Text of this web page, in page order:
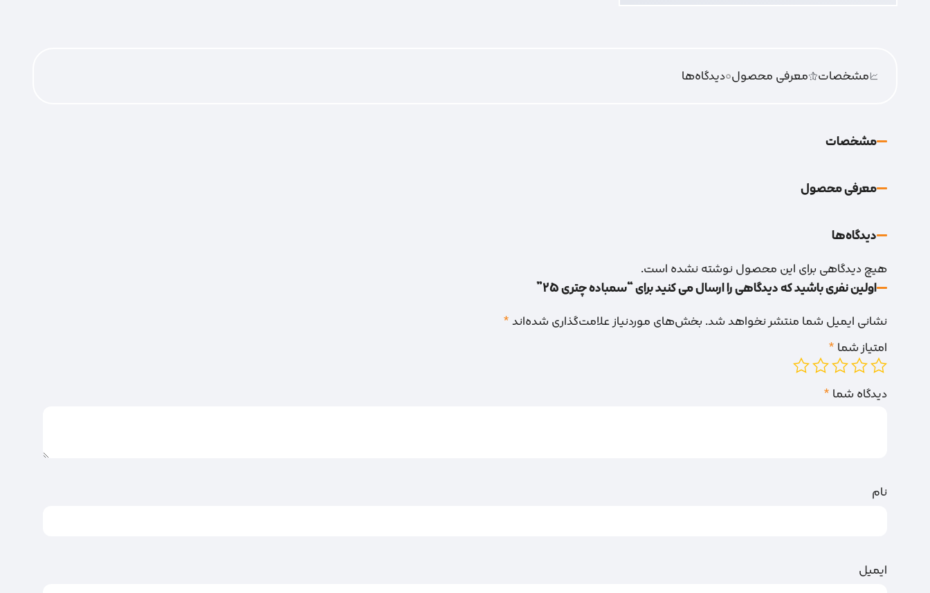
مشخصات معرفی محصول0دیدگاه‌‌ها
مشخصات
معرفی محصول
دیدگاه‌‌ها
هیچ دیدگاهی برای این محصول نوشته نشده است.
اولین نفری باشید که دیدگاهی را ارسال می کنید برای “سمباده چتری 25”
نشانی ایمیل شما منتشر نخواهد شد. بخش‌های موردنیاز علامت‌گذاری شده‌اند*
امتیاز شما *
دیدگاه شما *
نام
ایمیل